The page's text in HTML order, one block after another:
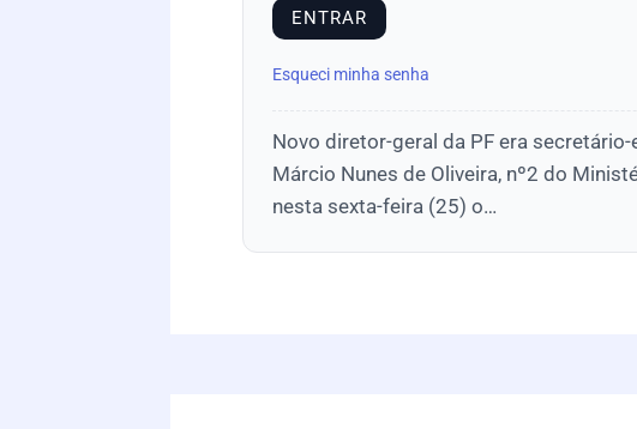
Esqueci minha senha
Novo diretor-geral da PF era
Márcio Nunes de Oliveira, nº2 do
nesta sexta-feira (25) o…